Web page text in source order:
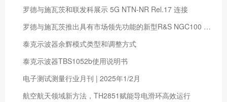
罗德与施瓦茨和联发科展示 5G NTN-NR Rel.17 连接
罗德与施瓦茨推出具有市场领先功能的新型R&S NGC100 电源系列
泰克示波器余辉模式类型和调整方式
泰克示波器TBS1052b使用说明书
电子测试测量行业月刊 | 2025年1/2月
航空航天领域新方法，TH2851赋能导电滑环高效运行